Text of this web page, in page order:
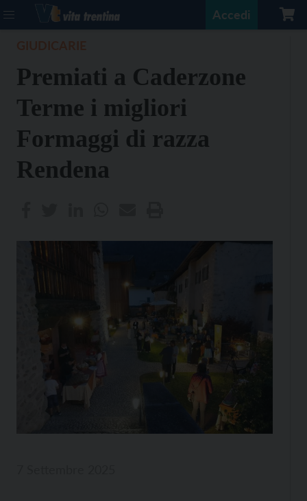
Accedi
Premiati a Caderzone
Terme i migliori
Formaggi di razza
Rendena